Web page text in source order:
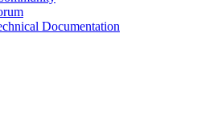
Documentation